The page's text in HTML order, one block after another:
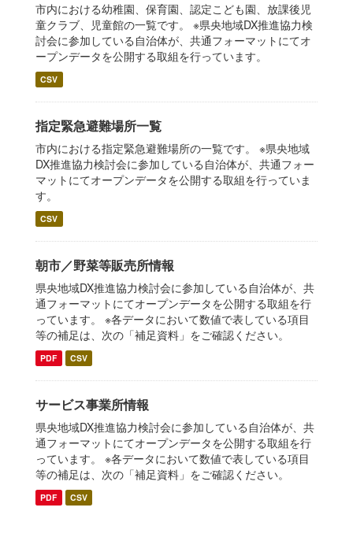
市内における幼稚園、保育園、認定こども園、放課後児
童クラブ、児童館の一覧です。 ※県央地域DX推進協力検
討会に参加している自治体が、共通フォーマットにてオ
ープンデータを公開する取組を行っています。
CSV
指定緊急避難場所一覧
市内における指定緊急避難場所の一覧です。 ※県央地域
DX推進協力検討会に参加している自治体が、共通フォー
マットにてオープンデータを公開する取組を行っていま
す。
CSV
朝市／野菜等販売所情報
県央地域DX推進協力検討会に参加している自治体が、共
通フォーマットにてオープンデータを公開する取組を行
っています。 ※各データにおいて数値で表している項目
等の補足は、次の「補足資料」をご確認ください。
PDF CSV
サービス事業所情報
県央地域DX推進協力検討会に参加している自治体が、共
通フォーマットにてオープンデータを公開する取組を行
っています。 ※各データにおいて数値で表している項目
等の補足は、次の「補足資料」をご確認ください。
PDF CSV